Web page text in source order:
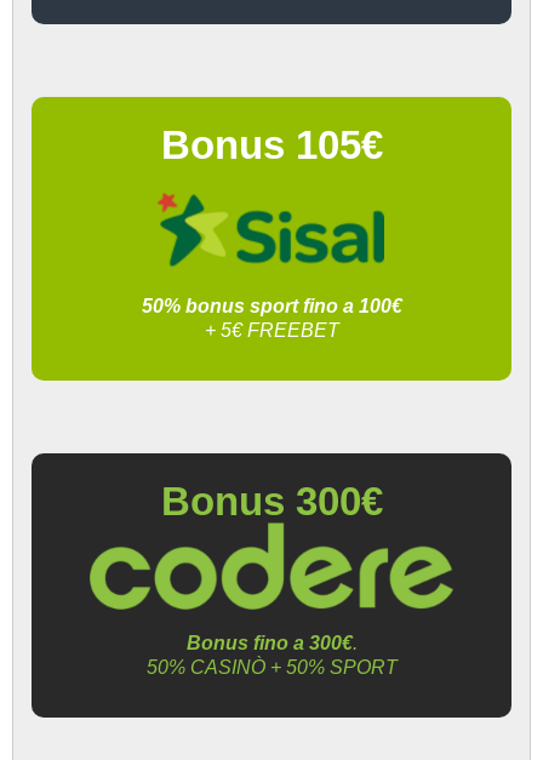
Bonus 105€
50% bonus sport fino a 100€
+ 5€ FREEBET
Bonus 300€
Bonus fino a 300€.
50% CASINÒ + 50% SPORT